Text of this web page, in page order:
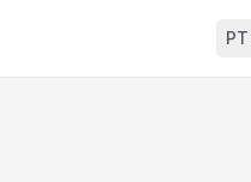
PT